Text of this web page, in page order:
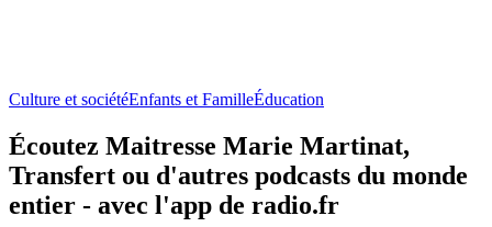
Culture et sociétéEnfants et FamilleÉducation
Écoutez Maitresse Marie Martinat,
Transfert ou d'autres podcasts du monde
entier - avec l'app de radio.fr